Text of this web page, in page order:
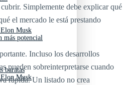
Musk
baratas
más potencial
Musk
Simplemente debe explicar qué
el mercado le está prestando
Incluso los desarrollos
pueden sobreinterpretarse cuando
rápida. Un listado no crea